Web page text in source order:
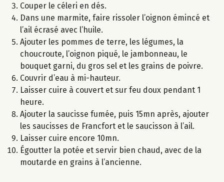
Couper le céleri en dés.
Dans une marmite, faire rissoler l’oignon émincé et
l’ail écrasé avec l’huile.
Ajouter les pommes de terre, les légumes, la
choucroute, l’oignon piqué, le jambonneau, le
bouquet garni, du gros sel et les grains de poivre.
Couvrir d’eau à mi-hauteur.
Laisser cuire à couvert et sur feu doux pendant 1
heure.
Ajouter la saucisse fumée, puis 15mn après, ajouter
les saucisses de Francfort et le saucisson à l’ail.
Laisser cuire encore 10mn.
Égoutter la potée et servir bien chaud, avec de la
moutarde en grains à l’ancienne.